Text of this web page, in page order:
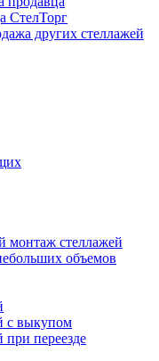
СтелТорг
других стеллажей
монтаж стеллажей
объемов
с выкупом
переезде